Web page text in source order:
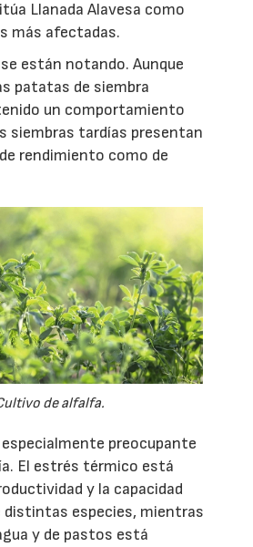
Llanada Alavesa como
más afectadas.
están notando. Aunque
patatas de siembra
un comportamiento
siembras tardías presentan
rendimiento como de
de alfalfa.
preocupante
El estrés térmico está
y la capacidad
distintas especies, mientras
y de pastos está